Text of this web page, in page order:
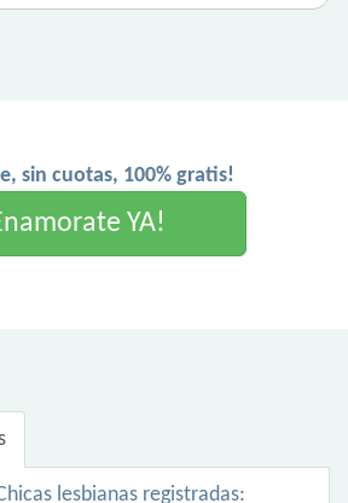
sin cuotas, 100% gratis!
YA!
lesbianas registradas: